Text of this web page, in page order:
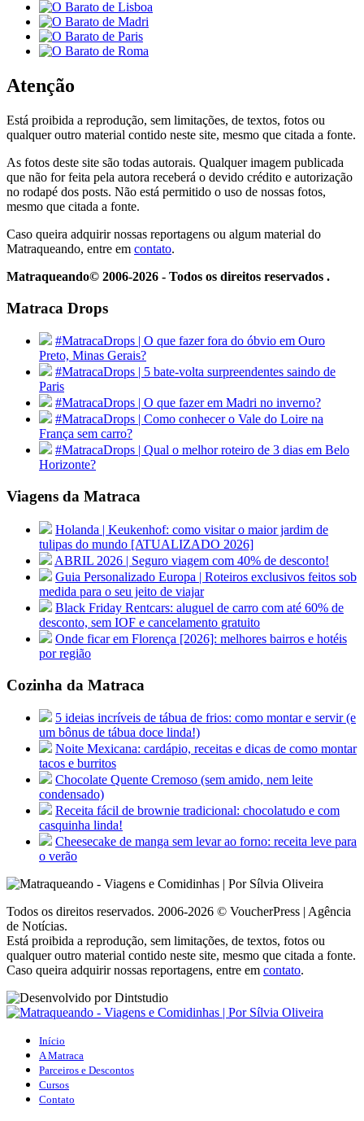
Atenção
Está proibida a reprodução, sem limitações, de textos, fotos ou
qualquer outro material contido neste site, mesmo que citada a fonte.
As fotos deste site são todas autorais. Qualquer imagem publicada
que não for feita pela autora receberá o devido crédito e autorização
no rodapé dos posts. Não está permitido o uso de nossas fotos,
mesmo que citada a fonte.
Caso queira adquirir nossas reportagens ou algum material do
Matraqueando, entre em contato.
Matraqueando© 2006-2026 - Todos os direitos reservados .
Matraca Drops
#MatracaDrops | O que fazer fora do óbvio em Ouro
Preto, Minas Gerais?
#MatracaDrops | 5 bate-volta surpreendentes saindo de
Paris
#MatracaDrops | O que fazer em Madri no inverno?
#MatracaDrops | Como conhecer o Vale do Loire na
França sem carro?
#MatracaDrops | Qual o melhor roteiro de 3 dias em Belo
Horizonte?
Viagens da Matraca
Holanda | Keukenhof: como visitar o maior jardim de
tulipas do mundo [ATUALIZADO 2026]
ABRIL 2026 | Seguro viagem com 40% de desconto!
Guia Personalizado Europa | Roteiros exclusivos feitos sob
medida para o seu jeito de viajar
Black Friday Rentcars: aluguel de carro com até 60% de
desconto, sem IOF e cancelamento gratuito
Onde ficar em Florença [2026]: melhores bairros e hotéis
por região
Cozinha da Matraca
5 ideias incríveis de tábua de frios: como montar e servir (e
um bônus de tábua doce linda!)
Noite Mexicana: cardápio, receitas e dicas de como montar
tacos e burritos
Chocolate Quente Cremoso (sem amido, nem leite
condensado)
Receita fácil de brownie tradicional: chocolatudo e com
casquinha linda!
Cheesecake de manga sem levar ao forno: receita leve para
o verão
Todos os direitos reservados. 2006-2026 © VoucherPress | Agência
de Notícias.
Está proibida a reprodução, sem limitações, de textos, fotos ou
qualquer outro material contido neste site, mesmo que citada a fonte.
Caso queira adquirir nossas reportagens, entre em contato.
Início
A Matraca
Parceiros e Descontos
Cursos
Contato